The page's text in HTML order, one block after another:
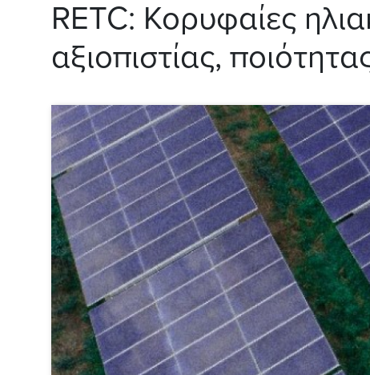
RETC: Κορυφαίες
αξιοπιστίας,